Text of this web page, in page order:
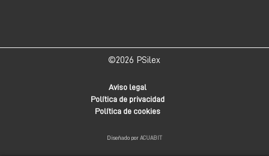
©2026 PSilex
Aviso legal
Política de privacidad
Política de cookies
Diseñado por ACUABIT